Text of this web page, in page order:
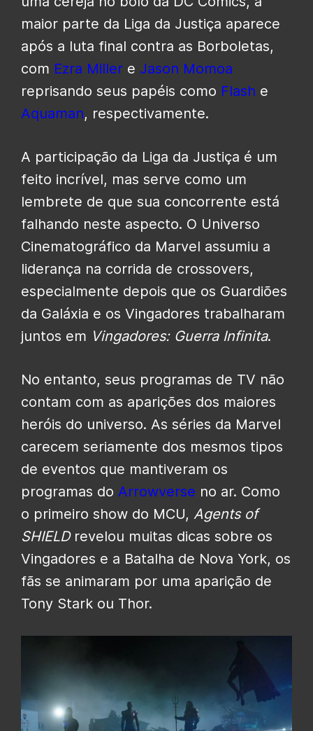
maior parte da Liga da Justiça aparece
após a luta final contra as Borboletas,
com Ezra Miller e Jason Momoa
reprisando seus papéis como Flash e
Aquaman, respectivamente.
A participação da Liga da Justiça é um
feito incrível, mas serve como um
lembrete de que sua concorrente está
falhando neste aspecto. O Universo
Cinematográfico da Marvel assumiu a
liderança na corrida de crossovers,
especialmente depois que os Guardiões
da Galáxia e os Vingadores trabalharam
juntos em Vingadores: Guerra Infinita.
No entanto, seus programas de TV não
contam com as aparições dos maiores
heróis do universo. As séries da Marvel
carecem seriamente dos mesmos tipos
de eventos que mantiveram os
programas do Arrowverse no ar. Como
o primeiro show do MCU, Agents of
SHIELDrevelou muitas dicas sobre os
Vingadores e a Batalha de Nova York, os
fãs se animaram por uma aparição de
Tony Stark ou Thor.